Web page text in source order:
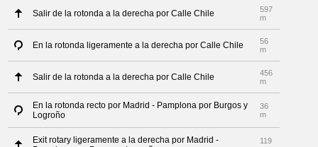
Salir de la rotonda a la derecha por Calle Chile
597
m
En la rotonda ligeramente a la derecha por Calle Chile
56
m
Salir de la rotonda a la derecha por Calle Chile
456
m
En la rotonda recto por Madrid - Pamplona por Burgos y
Logroño
36
m
Exit rotary ligeramente a la derecha por Madrid -
119